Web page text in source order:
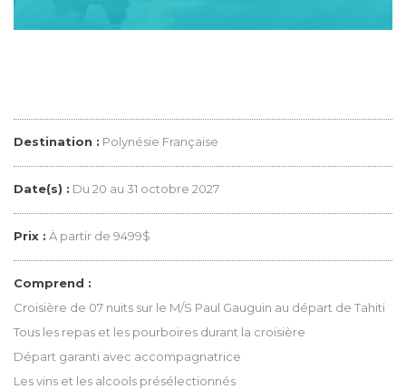
Destination : Polynésie Française
Date(s) : Du 20 au 31 octobre 2027
Prix : À partir de 9499$
Comprend :
Croisière de 07 nuits sur le M/S Paul Gauguin au départ de Tahiti
Tous les repas et les pourboires durant la croisière
Départ garanti avec accompagnatrice
Les vins et les alcools présélectionnés